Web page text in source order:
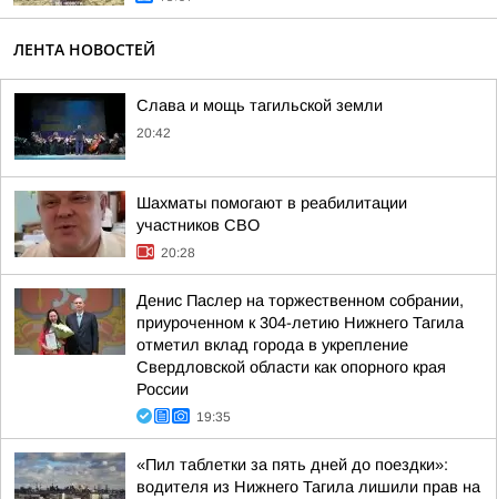
ЛЕНТА НОВОСТЕЙ
Слава и мощь тагильской земли
20:42
Шахматы помогают в реабилитации
участников СВО
20:28
Денис Паслер на торжественном собрании,
приуроченном к 304-летию Нижнего Тагила
отметил вклад города в укрепление
Свердловской области как опорного края
России
19:35
«Пил таблетки за пять дней до поездки»:
водителя из Нижнего Тагила лишили прав на